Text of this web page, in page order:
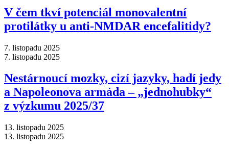
V čem tkví potenciál monovalentní
protilátky u anti-NMDAR encefalitidy?
7. listopadu 2025
7. listopadu 2025
Nestárnoucí mozky, cizí jazyky, hadí jedy
a Napoleonova armáda –⁠ „jednohubky“
z výzkumu 2025/37
13. listopadu 2025
13. listopadu 2025